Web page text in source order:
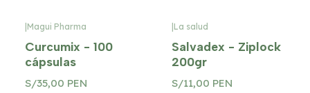
|Magui Pharma
Curcumix - 100
cápsulas
S/35,00 PEN
|La salud
Salvadex - Ziplock
200gr
S/11,00 PEN